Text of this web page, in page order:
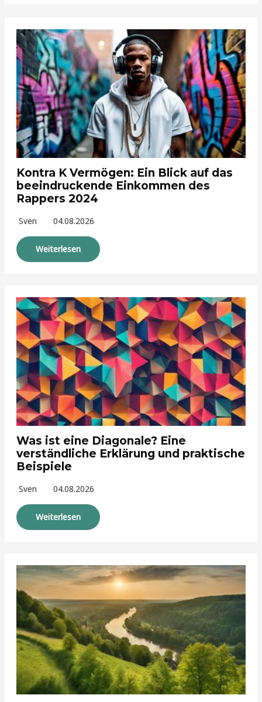
Kontra K Vermögen: Ein Blick auf das
beeindruckende Einkommen des
Rappers 2024
Sven 04.08.2026
Weiterlesen
Was ist eine Diagonale? Eine
verständliche Erklärung und praktische
Beispiele
Sven 04.08.2026
Weiterlesen